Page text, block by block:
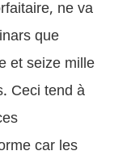
ne va
que
et seize mille
Ceci tend à
car les